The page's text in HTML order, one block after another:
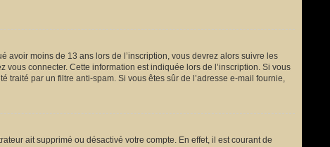
avoir moins de 13 ans lors de l’inscription, vous devrez alors suivre les
connecter. Cette information est indiquée lors de l’inscription. Si vous
traité par un filtre anti-spam. Si vous êtes sûr de l’adresse e-mail fournie,
ait supprimé ou désactivé votre compte. En effet, il est courant de